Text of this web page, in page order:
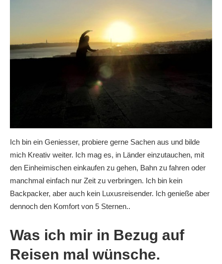
Ich bin ein Geniesser, probiere gerne Sachen aus und bilde
mich Kreativ weiter. Ich mag es, in Länder einzutauchen, mit
den Einheimischen einkaufen zu gehen, Bahn zu fahren oder
manchmal einfach nur Zeit zu verbringen. Ich bin kein
Backpacker, aber auch kein Luxusreisender. Ich genieße aber
dennoch den Komfort von 5 Sternen..
Was ich mir in Bezug auf
Reisen mal wünsche.